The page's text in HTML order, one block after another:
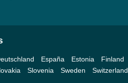
España Estonia Finland
Slovenia Sweden Switzerland